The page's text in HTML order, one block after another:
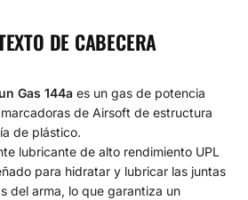
DE CABECERA
Gas 144a es un gas de potencia
de Airsoft de estructura
de plástico.
lubricante de alto rendimiento UPL
para hidratar y lubricar las juntas
del arma, lo que garantiza un